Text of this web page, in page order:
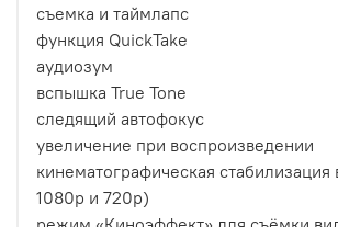
съемка и таймлапс
функция QuickTake
аудиозум
вспышка True Tone
следящий автофокус
увеличение при воспроизведении
кинематографическая стабилизация
1080p и 720p)